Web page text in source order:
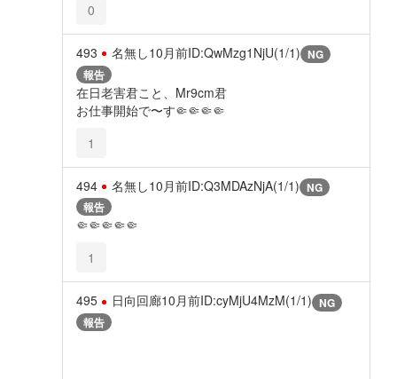
0
493 名無し10月前ID:QwMzg1NjU(1/1) NG
報告
在日老害君こと、Mr9cm君
お仕事開始で〜す🤏🤏🤏🤏
1
494 名無し10月前ID:Q3MDAzNjA(1/1) NG
報告
🤏🤏🤏🤏🤏
1
495 日向回廊10月前ID:cyMjU4MzM(1/1) NG
報告